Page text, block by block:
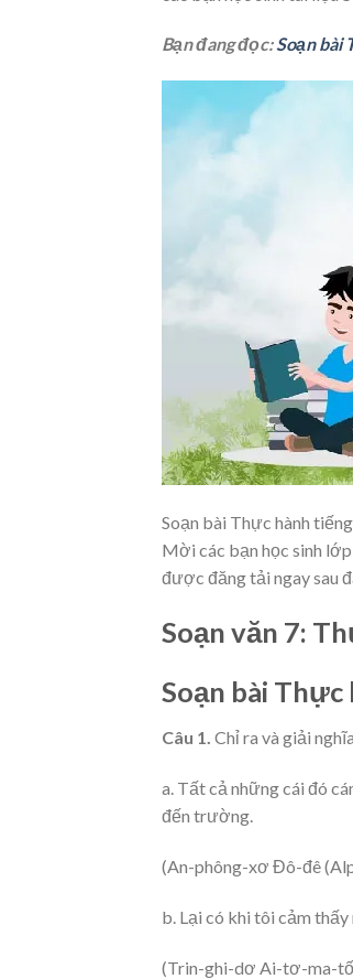
Bạn đang đọc:Soạn bài
Soạn bài Thực hành
Mời các bạn học sinh
được đăng tải ngay sau
Soạn văn 7:
Soạn bài
Câu 1. Chỉ ra và giải
a. Tất cả những cái đó
đến trường.
(An-phông-xơ Đô-đê
b. Lại có khi tôi cảm thấy
(Trin-ghi-dơ Ai-tơ-ma-